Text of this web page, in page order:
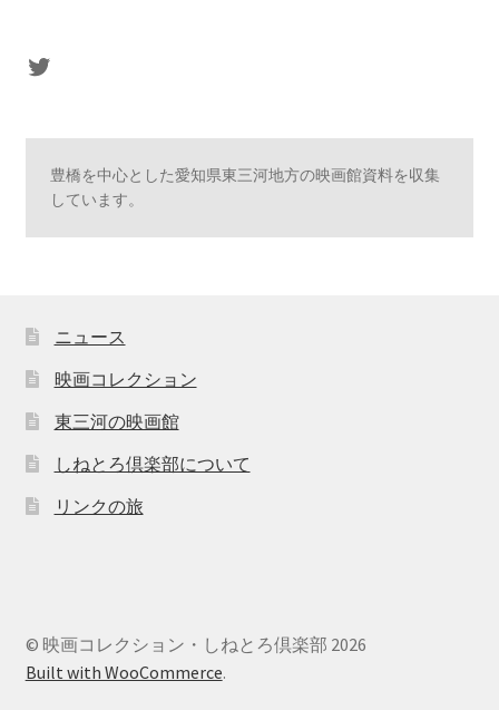
sasaki's Twitter
豊橋を中心とした愛知県東三河地方の映画館資料を収集
しています。
ニュース
映画コレクション
東三河の映画館
しねとろ倶楽部について
リンクの旅
© 映画コレクション・しねとろ倶楽部 2026
Built with WooCommerce.